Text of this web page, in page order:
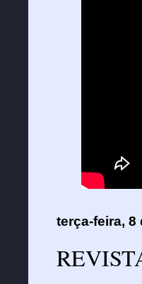
terça-feira, 8